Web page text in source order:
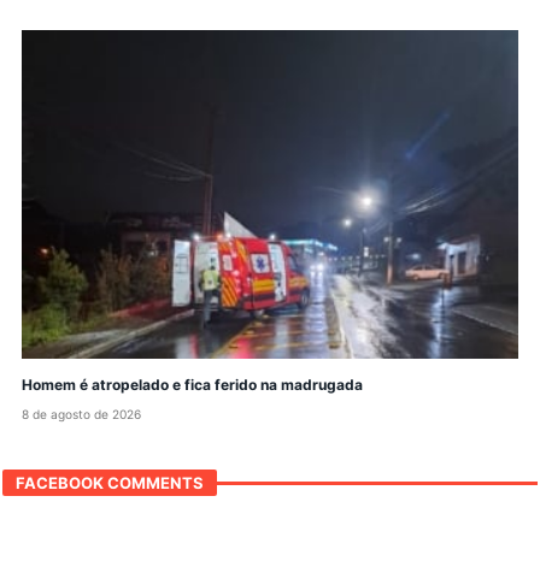
Homem é atropelado e fica ferido na madrugada
8 de agosto de 2026
FACEBOOK COMMENTS